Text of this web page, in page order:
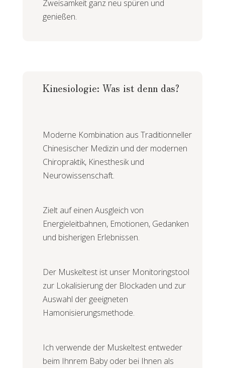
Zweisamkeit ganz neu spüren und
genießen.
Kinesiologie: Was ist denn das?
Moderne Kombination aus Traditionneller
Chinesischer Medizin und der modernen
Chiropraktik, Kinesthesik und
Neurowissenschaft.
Zielt auf einen Ausgleich von
Energieleitbahnen, Emotionen, Gedanken
und bisherigen Erlebnissen.
Der Muskeltest ist unser Monitoringstool
zur Lokalisierung der Blockaden und zur
Auswahl der geeigneten
Hamonisierungsmethode.
Ich verwende der Muskeltest entweder
beim Ihnrem Baby oder bei Ihnen als